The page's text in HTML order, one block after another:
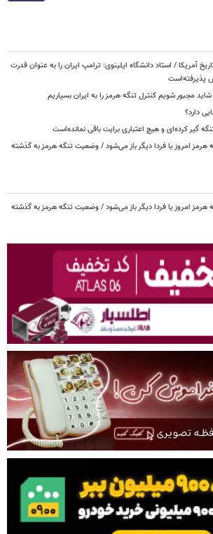
آمریکا / استاد دانشگاه ایلینوی: ترامپ ایران را به عنوان قدرت
پذیرفته‌است
مجبور شویم کنترل تنگه هرمز را به ایران بسپاریم
دارد؟
گیر کرده‌ای و هیچ اعتباری برایت باقی نمانده‌است
هرمز امروز یا فردا دیگر باز می‌شود / وضعیت تنگه هرمز به گذشته
هرمز امروز یا فردا دیگر باز می‌شود / وضعیت تنگه هرمز به گذشته